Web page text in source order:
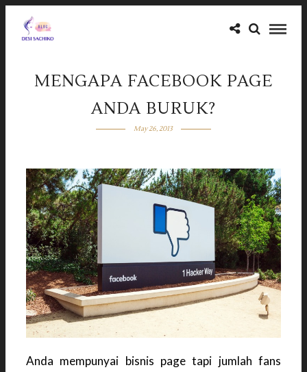
MENGAPA FACEBOOK PAGE
ANDA BURUK?
May 26, 2013
Anda mempunyai bisnis page tapi jumlah fans